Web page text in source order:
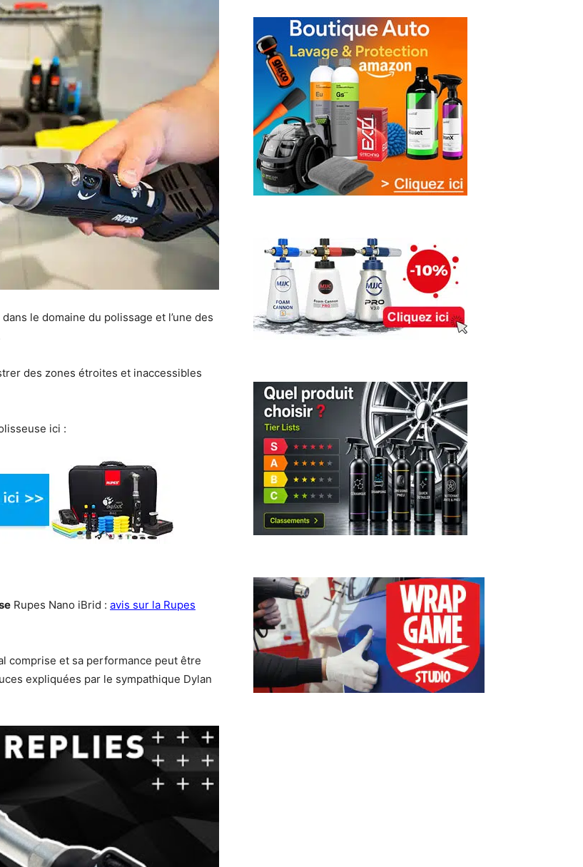
le domaine du polissage et l’une des
des zones étroites et inaccessibles
ici :
Rupes Nano iBrid : avis sur la Rupes
comprise et sa performance peut être
expliquées par le sympathique Dylan